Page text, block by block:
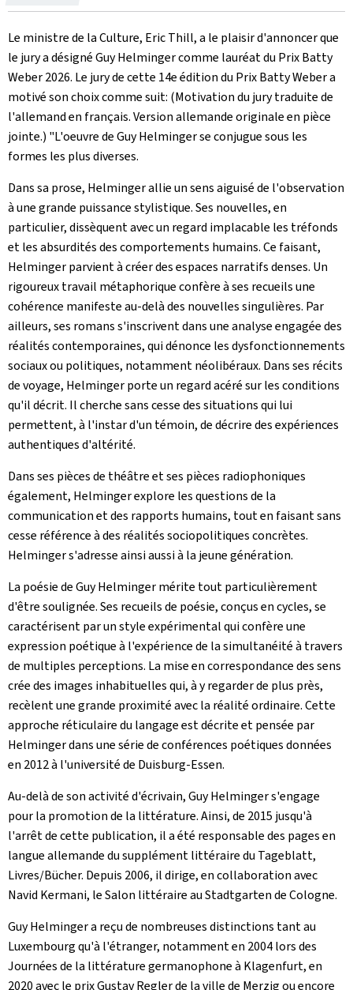
le
Le ministre de la Culture, Eric Thill, a le plaisir d'annoncer que
le jury a désigné Guy Helminger comme lauréat du Prix Batty
Weber 2026. Le jury de cette 14e édition du Prix Batty Weber a
motivé son choix comme suit: (Motivation du jury traduite de
l'allemand en français. Version allemande originale en pièce
jointe.) "L'oeuvre de Guy Helminger se conjugue sous les
formes les plus diverses.
Dans sa prose, Helminger allie un sens aiguisé de l'observation
à une grande puissance stylistique. Ses nouvelles, en
particulier, dissèquent avec un regard implacable les tréfonds
et les absurdités des comportements humains. Ce faisant,
Helminger parvient à créer des espaces narratifs denses. Un
rigoureux travail métaphorique confère à ses recueils une
cohérence manifeste au-delà des nouvelles singulières. Par
ailleurs, ses romans s'inscrivent dans une analyse engagée des
réalités contemporaines, qui dénonce les dysfonctionnements
sociaux ou politiques, notamment néolibéraux. Dans ses récits
de voyage, Helminger porte un regard acéré sur les conditions
qu'il décrit. Il cherche sans cesse des situations qui lui
permettent, à l'instar d'un témoin, de décrire des expériences
authentiques d'altérité.
Dans ses pièces de théâtre et ses pièces radiophoniques
également, Helminger explore les questions de la
communication et des rapports humains, tout en faisant sans
cesse référence à des réalités sociopolitiques concrètes.
Helminger s'adresse ainsi aussi à la jeune génération.
La poésie de Guy Helminger mérite tout particulièrement
d'être soulignée. Ses recueils de poésie, conçus en cycles, se
caractérisent par un style expérimental qui confère une
expression poétique à l'expérience de la simultanéité à travers
de multiples perceptions. La mise en correspondance des sens
crée des images inhabituelles qui, à y regarder de plus près,
recèlent une grande proximité avec la réalité ordinaire. Cette
approche réticulaire du langage est décrite et pensée par
Helminger dans une série de conférences poétiques données
en 2012 à l'université de Duisburg-Essen.
Au-delà de son activité d'écrivain, Guy Helminger s'engage
pour la promotion de la littérature. Ainsi, de 2015 jusqu'à
l'arrêt de cette publication, il a été responsable des pages en
langue allemande du supplément littéraire du Tageblatt,
Livres/Bücher. Depuis 2006, il dirige, en collaboration avec
Navid Kermani, le Salon littéraire au Stadtgarten de Cologne.
Guy Helminger a reçu de nombreuses distinctions tant au
Luxembourg qu'à l'étranger, notamment en 2004 lors des
Journées de la littérature germanophone à Klagenfurt, en
2020 avec le prix Gustav Regler de la ville de Merzig ou encore